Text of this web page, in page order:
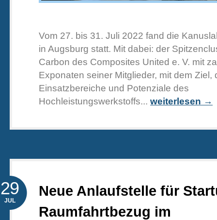
Vom 27. bis 31. Juli 2022 fand die
in Augsburg statt. Mit dabei: der
Carbon des Composites United e. V. mit
Exponaten seiner Mitglieder, mit dem Ziel,
Einsatzbereiche und Potenziale des
Hochleistungswerkstoffs... weiterlesen →
Neue Anlaufstelle für
Raumfahrtbezug im
29
JUL